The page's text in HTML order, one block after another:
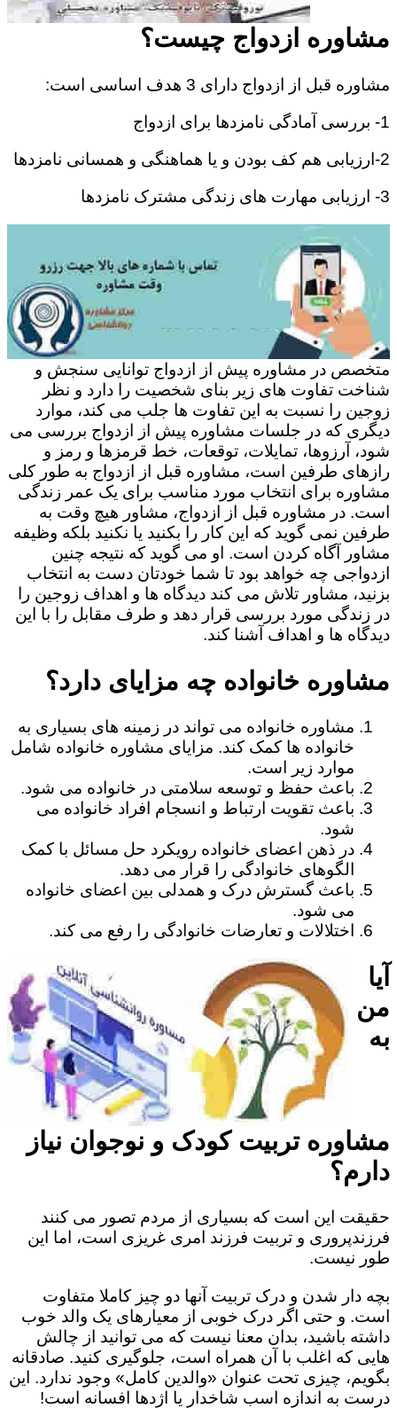
مشاوره ازدواج چیست؟
مشاوره قبل از ازدواج دارای 3 هدف اساسی است:
1- بررسی آمادگی نامزدها برای ازدواج
2-ارزیابی هم کف بودن و یا هماهنگی و همسانی نامزدها
3- ارزیابی مهارت های زندگی مشترک نامزدها
متخصص در مشاوره پیش از ازدواج توانایی سنجش و
شناخت تفاوت های زیر بنای شخصیت را دارد و نظر
زوجین را نسبت به این تفاوت ها جلب می کند، موارد
دیگری که در جلسات مشاوره پیش از ازدواج بررسی می
شود، آرزوها، تمایلات، توقعات، خط قرمزها و رمز و
رازهای طرفین است، مشاوره قبل از ازدواج به طور کلی
مشاوره برای انتخاب مورد مناسب برای یک عمر زندگی
است. در مشاوره قبل از ازدواج، مشاور هیچ وقت به
طرفین نمی گوید که این کار را بکنید یا نکنید بلکه وظیفه
مشاور آگاه کردن است. او می گوید که نتیجه چنین
ازدواجی چه خواهد بود تا شما خودتان دست به انتخاب
بزنید، مشاور تلاش می کند دیدگاه ها و اهداف زوجین را
در زندگی مورد بررسی قرار دهد و طرف مقابل را با این
دیدگاه ها و اهداف آشنا کند.
مشاوره خانواده چه مزایای دارد؟
مشاوره خانواده می تواند در زمینه های بسیاری به
خانواده ها کمک کند. مزایای مشاوره خانواده شامل
موارد زیر است.
باعث حفظ و توسعه سلامتی در خانواده می شود.
باعث تقویت ارتباط و انسجام افراد خانواده می
شود.
در ذهن اعضای خانواده رویکرد حل مسائل با کمک
الگوهای خانوادگی را قرار می دهد.
باعث گسترش درک و همدلی بین اعضای خانواده
می شود.
اختلالات و تعارضات خانوادگی را رفع می کند.
آیا
من
به
مشاوره تربیت کودک و نوجوان نیاز
دارم؟
حقیقت این است که بسیاری از مردم تصور می کنند
فرزندپروری و تربیت فرزند امری غریزی است، اما این
طور نیست.
بچه دار شدن و درک تربیت آنها دو چیز کاملا متفاوت
است. و حتی اگر درک خوبی از معیارهای یک والد خوب
داشته باشید، بدان معنا نیست که می توانید از چالش
هایی که اغلب با آن همراه است، جلوگیری کنید. صادقانه
بگویم، چیزی تحت عنوان «والدین کامل» وجود ندارد. این
درست به اندازه اسب شاخدار یا اژدها افسانه است!